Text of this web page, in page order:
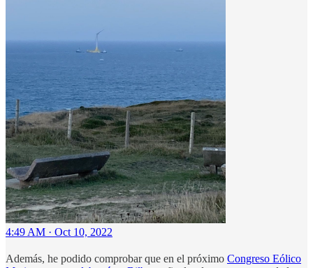
4:49 AM · Oct 10, 2022
Además, he podido comprobar que en el próximo Congreso Eólico